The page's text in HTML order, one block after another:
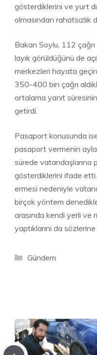
gösterdiklerini ve yurt
olmasından rahatsızlık
Bakan Soylu, 112
layık görüldüğünü de
merkezleri hayata
350-400 bin çağrı
ortalama yanıt
getirdi.
Pasaport konusunda
pasaport vermenin aylar
sürede vatandaşlarına
gösterdiklerini ifade
ermesi nedeniyle
birçok yöntem
arasında kendi yerli ve
yaptıklarını da
Kategoriler
Gündem